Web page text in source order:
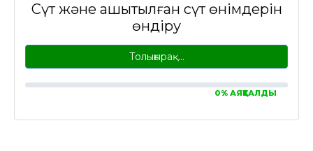
Сүт және ашытылған сүт өнімдерін
өндіру
Толығырақ…
0% АЯҚТАЛДЫ